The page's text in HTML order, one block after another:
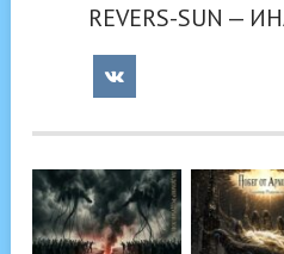
REVERS-SUN —